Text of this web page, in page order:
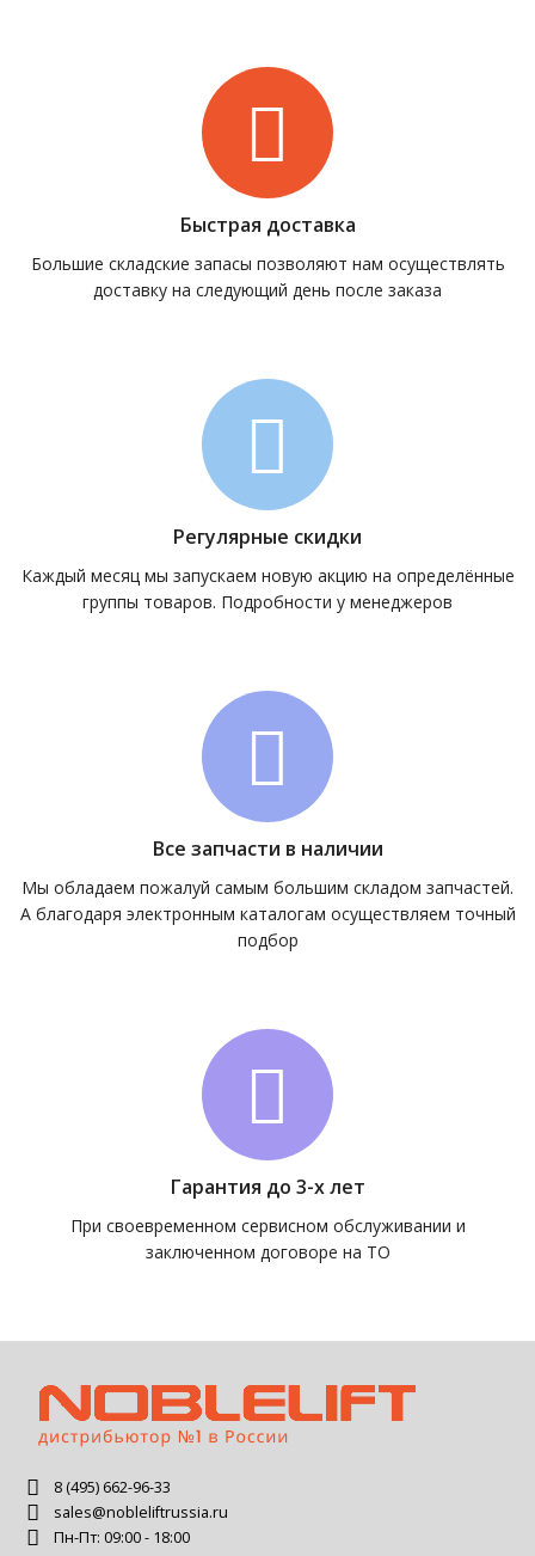
Быстрая доставка
Большие складские запасы позволяют нам осуществлять
доставку на следующий день после заказа
Регулярные скидки
Каждый месяц мы запускаем новую акцию на определённые
группы товаров. Подробности у менеджеров
Все запчасти в наличии
Мы обладаем пожалуй самым большим складом запчастей.
А благодаря электронным каталогам осуществляем точный
подбор
Гарантия до 3-х лет
При своевременном сервисном обслуживании и
заключенном договоре на ТО
8 (495) 662-96-33
sales@nobleliftrussia.ru
Пн-Пт: 09:00 - 18:00